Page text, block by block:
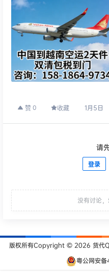
赞 0 收藏 1月5日
请
登录
没有讨论，
版权所有Copyright © 2026 货代
粤公网安